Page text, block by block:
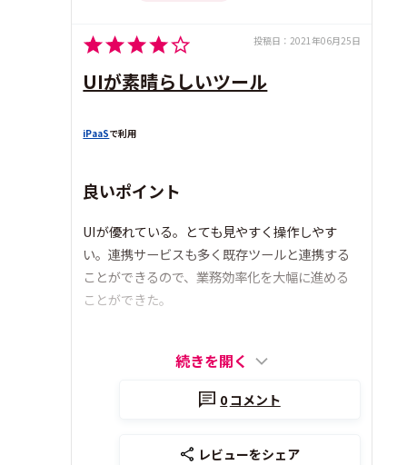
投稿日： 2021年06月25日
UIが素晴らしいツール
iPaaSで利用
良いポイント
UIが優れている。とても見やすく操作しやす
い。連携サービスも多く既存ツールと連携する
ことができるので、業務効率化を大幅に進める
ことができた。
続きを開く
0 コメント
レビューをシェア